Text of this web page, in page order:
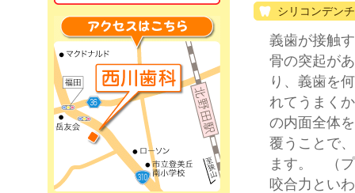
シリコンデン
義歯が接触
骨の突起が
り、義歯を
れてうまく
の内面全体
覆うことで
ます。 （プ
咬合力とい